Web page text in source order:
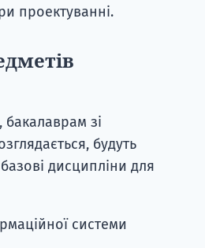
проектуванні.
зі
будуть
дисципліни для
системи